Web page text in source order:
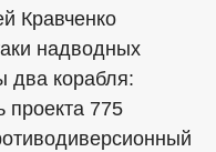
Кравченко
надводных
два корабля:
проекта 775